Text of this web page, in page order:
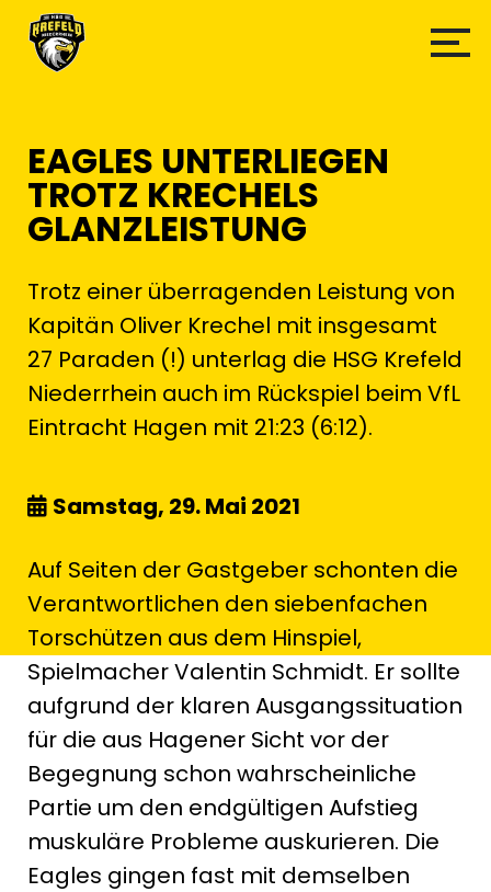
EAGLES UNTERLIEGEN
TROTZ KRECHELS
GLANZLEISTUNG
Trotz einer überragenden Leistung von
Kapitän Oliver Krechel mit insgesamt
27 Paraden (!) unterlag die HSG Krefeld
Niederrhein auch im Rückspiel beim VfL
Eintracht Hagen mit 21:23 (6:12).
Samstag, 29. Mai 2021
Auf Seiten der Gastgeber schonten die
Verantwortlichen den siebenfachen
Torschützen aus dem Hinspiel,
Spielmacher Valentin Schmidt. Er sollte
aufgrund der klaren Ausgangssituation
für die aus Hagener Sicht vor der
Begegnung schon wahrscheinliche
Partie um den endgültigen Aufstieg
muskuläre Probleme auskurieren. Die
Eagles gingen fast mit demselben